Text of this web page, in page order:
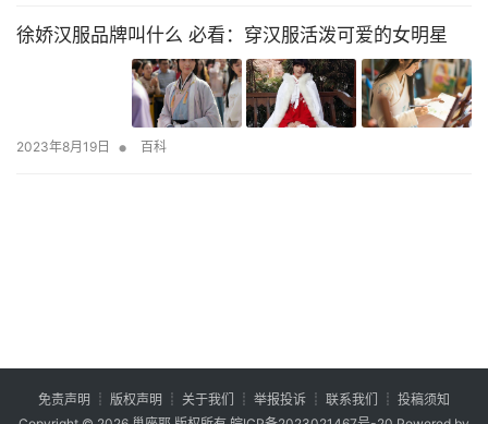
徐娇汉服品牌叫什么 必看：穿汉服活泼可爱的女明星
2023年8月19日 • 百科
免责声明 ┊ 版权声明 ┊ 关于我们 ┊ 举报投诉 ┊ 联系我们 ┊ 投稿须知